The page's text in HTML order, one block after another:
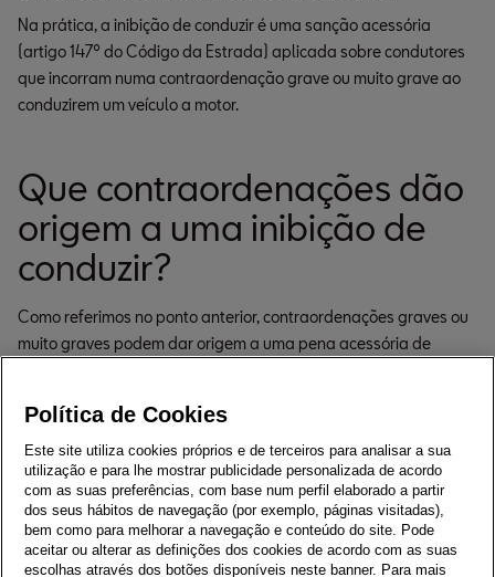
Na prática, a inibição de conduzir é uma sanção acessória
(artigo 147º do Código da Estrada) aplicada sobre condutores
que incorram numa contraordenação grave ou muito grave ao
conduzirem um veículo a motor.
Que contraordenações dão
origem a uma inibição de
conduzir?
Como referimos no ponto anterior, contraordenações graves ou
muito graves podem dar origem a uma pena acessória de
de pontos da carta de condução que variam de acordo com a
gravidade da contraordenação.
Por exemplo, por mais assistentes à condução e tecnologias de
comunicação que os modelos SEATIbiza ,Arona,Leon, Leon
Sportstourer,AtecaouTarracoofereça aos condutores,
Política de Cookies
Este site utiliza cookies próprios e de terceiros para analisar a sua
utilização e para lhe mostrar publicidade personalizada de acordo
com as suas preferências, com base num perfil elaborado a partir
dos seus hábitos de navegação (por exemplo, páginas visitadas),
bem como para melhorar a navegação e conteúdo do site. Pode
aceitar ou alterar as definições dos cookies de acordo com as suas
escolhas através dos botões disponíveis neste banner. Para mais